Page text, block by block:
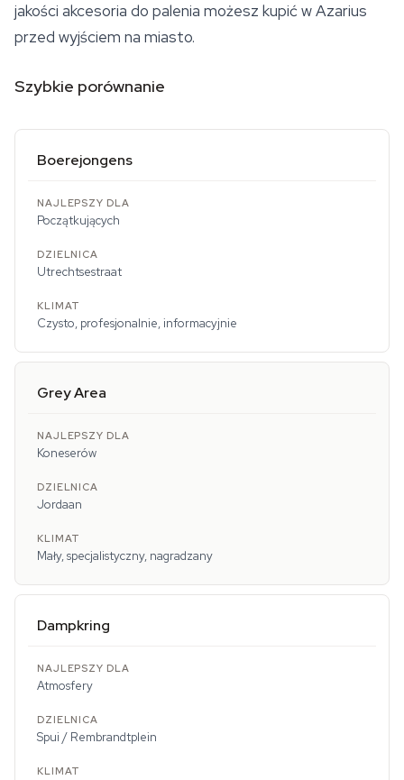
jakości akcesoria do palenia możesz kupić w Azarius
przed wyjściem na miasto.
Szybkie porównanie
Boerejongens
Początkujących
Utrechtsestraat
Czysto, profesjonalnie, informacyjnie
Grey Area
Koneserów
Jordaan
Mały, specjalistyczny, nagradzany
Dampkring
Atmosfery
Spui / Rembrandtplein